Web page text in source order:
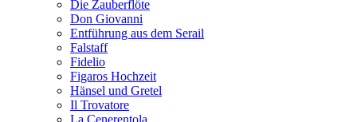
Die Zauberflöte
Don Giovanni
Entführung aus dem Serail
Falstaff
Fidelio
Figaros Hochzeit
Hänsel und Gretel
Il Trovatore
La Cenerentola